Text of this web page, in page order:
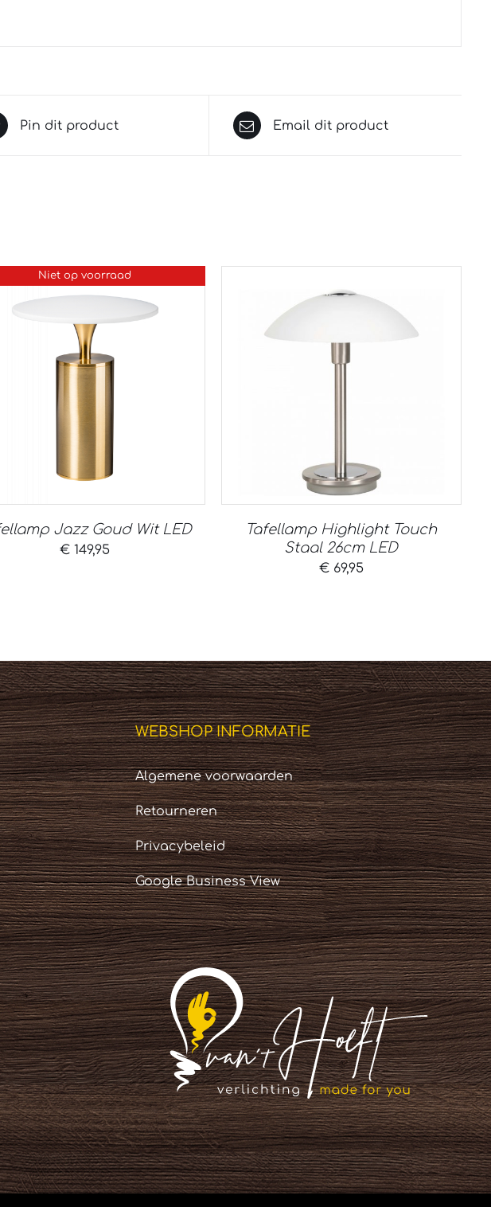
Pin dit product Email dit product
Niet op voorraad
Jazz Goud Wit LED
€149,95
Tafellamp Highlight Touch
Staal 26cm LED
€69,95
WEBSHOP INFORMATIE
Algemene voorwaarden
Retourneren
Privacybeleid
Google Business View